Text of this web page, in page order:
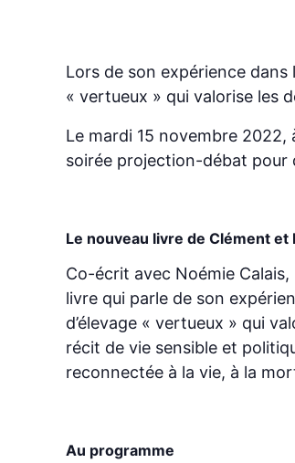
Lors de son expérience dans
« vertueux » qui valorise les
Le mardi 15 novembre 2022,
soirée projection-débat pour
Le nouveau livre de Clément et
Co-écrit avec Noémie
livre qui parle de son
d’élevage « vertueux » qui
récit de vie sensible et
reconnectée à la vie, à la
Au programme